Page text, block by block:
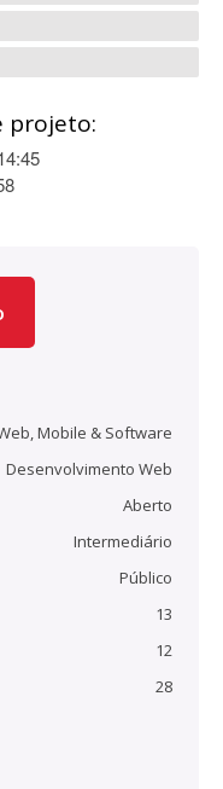
projeto:
Mobile & Software
Desenvolvimento Web
Aberto
Intermediário
Público
13
12
28